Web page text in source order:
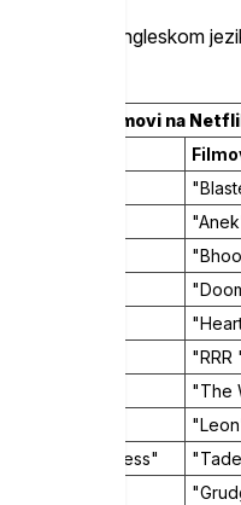
filmova na engleskom
Najgledaniji filmovi na
"RRR
"The
of Darkness"